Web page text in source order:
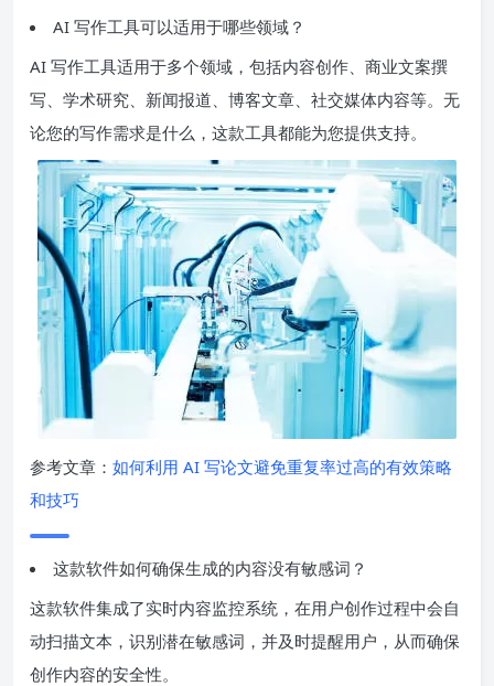
AI 写作工具可以适用于哪些领域？
AI 写作工具适用于多个领域，包括内容创作、商业文案撰
写、学术研究、新闻报道、博客文章、社交媒体内容等。无
论您的写作需求是什么，这款工具都能为您提供支持。
参考文章： 如何利用 AI 写论文避免重复率过高的有效策略
和技巧
这款软件如何确保生成的内容没有敏感词？
这款软件集成了实时内容监控系统，在用户创作过程中会自
动扫描文本，识别潜在敏感词，并及时提醒用户，从而确保
创作内容的安全性。